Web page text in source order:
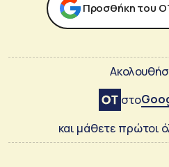
Προσθήκη του
στο
και μάθετε πρώτοι